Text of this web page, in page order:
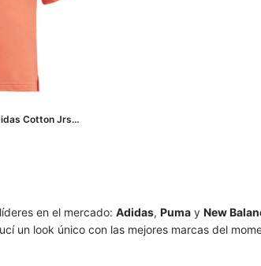
Cotton Jrs -
en el mercado: Adidas, Puma y New
un look único con las mejores marcas del